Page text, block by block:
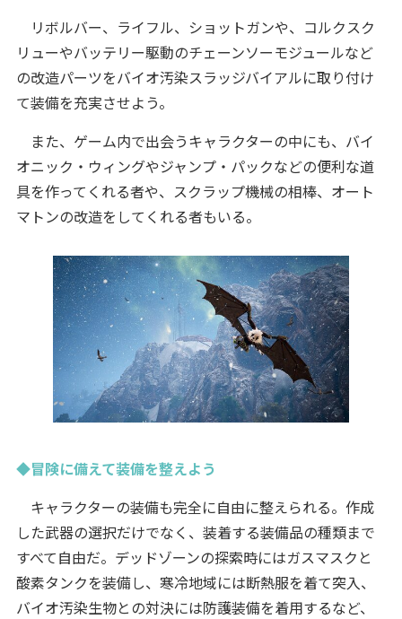
リボルバー、ライフル、ショットガンや、コルクスク
リューやバッテリー駆動のチェーンソーモジュールなど
の改造パーツをバイオ汚染スラッジバイアルに取り付け
て装備を充実させよう。
また、ゲーム内で出会うキャラクターの中にも、バイ
オニック・ウィングやジャンプ・パックなどの便利な道
具を作ってくれる者や、スクラップ機械の相棒、オート
マトンの改造をしてくれる者もいる。
◆冒険に備えて装備を整えよう
キャラクターの装備も完全に自由に整えられる。作成
した武器の選択だけでなく、装着する装備品の種類まで
すべて自由だ。デッドゾーンの探索時にはガスマスクと
酸素タンクを装備し、寒冷地域には断熱服を着て突入、
バイオ汚染生物との対決には防護装備を着用するなど、